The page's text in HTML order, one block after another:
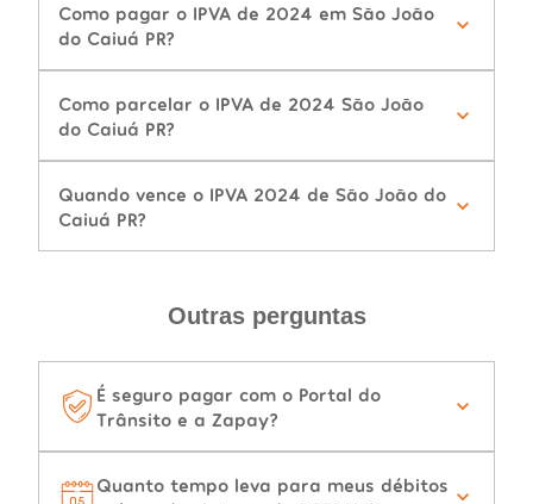
Como pagar o IPVA de 2024 em São João
do Caiuá PR?
Como parcelar o IPVA de 2024 São João
do Caiuá PR?
Quando vence o IPVA 2024 de São João do
Caiuá PR?
Outras perguntas
É seguro pagar com o Portal do
Trânsito e a Zapay?
Quanto tempo leva para meus débitos